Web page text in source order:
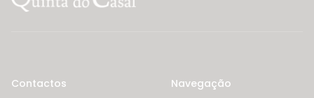
Contactos Navegação